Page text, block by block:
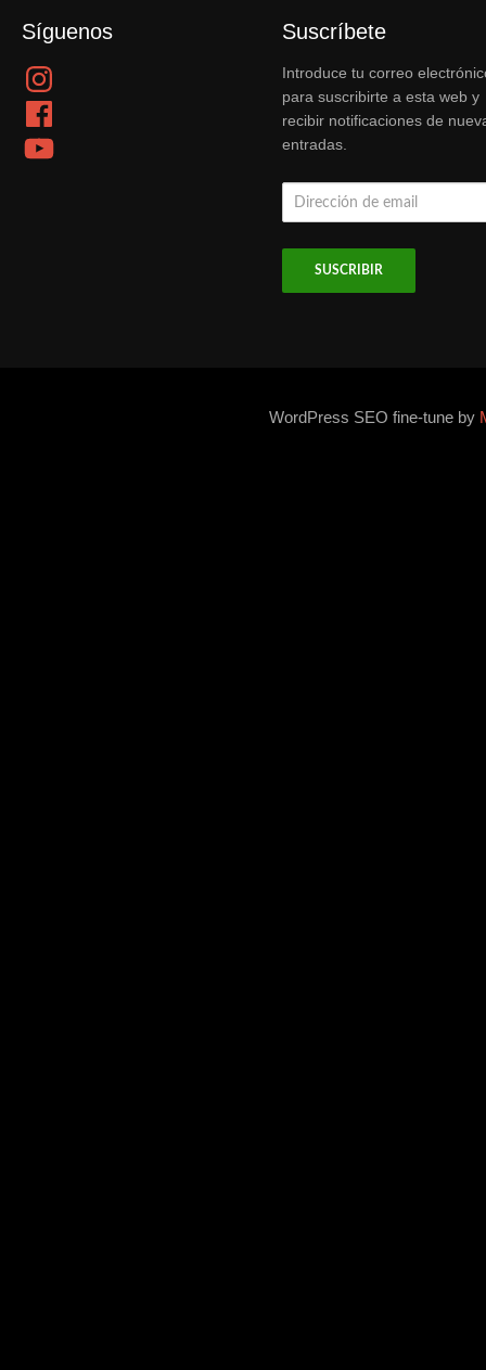
Síguenos
Instagram
Facebook
YouTube
Suscríbete
Introduce tu correo
para suscribirte a esta web y
recibir notificaciones de
entradas.
Dirección
WordPress SEO fine-tune by